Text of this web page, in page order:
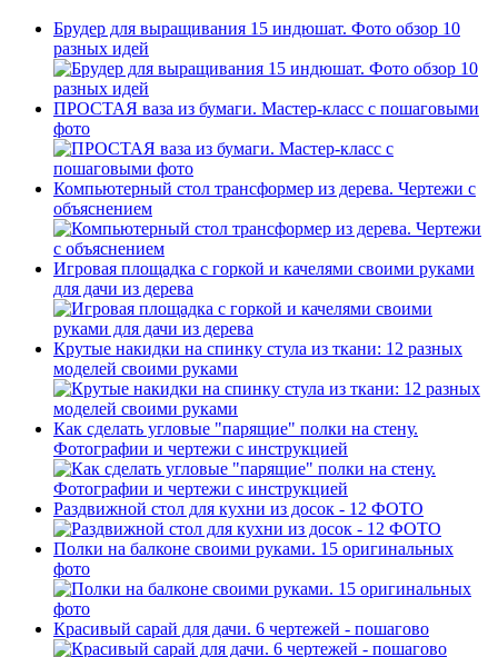
Брудер для выращивания 15 индюшат. Фото обзор 10
разных идей
ПРОСТАЯ ваза из бумаги. Мастер-класс с пошаговыми
фото
Компьютерный стол трансформер из дерева. Чертежи с
объяснением
Игровая площадка с горкой и качелями своими руками
для дачи из дерева
Крутые накидки на спинку стула из ткани: 12 разных
моделей своими руками
Как сделать угловые "парящие" полки на стену.
Фотографии и чертежи с инструкцией
Раздвижной стол для кухни из досок - 12 ФОТО
Полки на балконе своими руками. 15 оригинальных
фото
Красивый сарай для дачи. 6 чертежей - пошагово